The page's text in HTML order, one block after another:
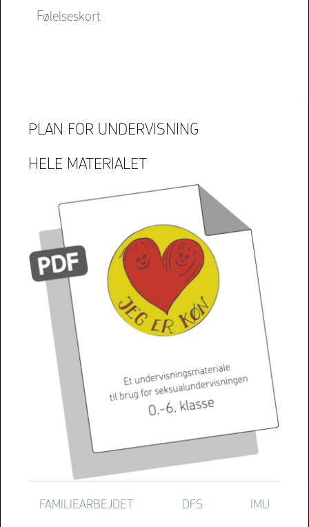
Følelseskort
PLAN FOR UNDERVISNING
HELE MATERIALET
FAMILIEARBEJDET DFS IMU